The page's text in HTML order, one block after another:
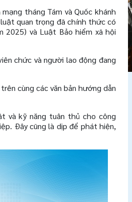
tháng Tám và Quốc khánh
quan trọng đã chính thức có
2025) và Luật Bảo hiểm xã hội
chức và người lao động đang
cùng các văn bản hướng dẫn
và kỹ năng tuân thủ cho công
Đây cũng là dịp để phát hiện,